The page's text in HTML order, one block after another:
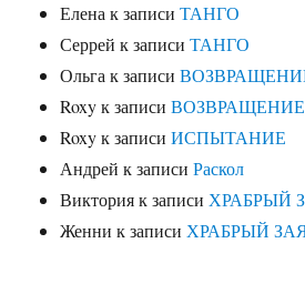
Еленак записиТАНГО
Серрей к записиТАНГО
Ольгак записи
Roxyк записиВОЗВРАЩЕНИЕ
Roxyк записиИСПЫТАНИЕ
Андрей к записиРаскол
Викторияк записиХРАБРЫЙ
Женни к записиХРАБРЫЙ